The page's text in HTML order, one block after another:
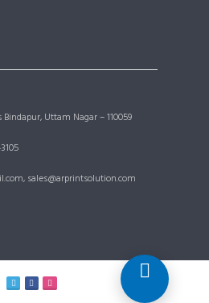
Bindapur, Uttam Nagar – 110059
sales@arprintsolution.com